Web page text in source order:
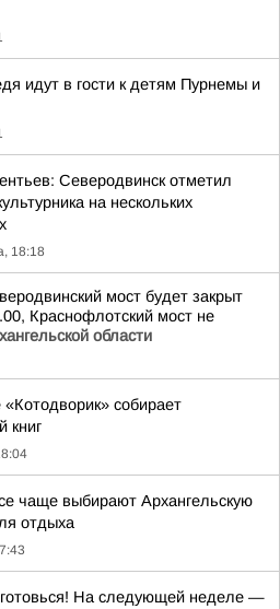
идут в гости к детям Пурнемы и
Северодвинск отметил
на нескольких
18:18
мост будет закрыт
Краснофлотский мост не
области
собирает
книг
чаще выбирают Архангельскую
отдыха
На следующей неделе —